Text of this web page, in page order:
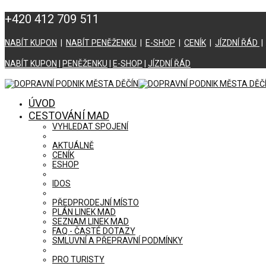
+420 412 709 511
NABÍT KUPON NABÍT PENĚŽENKU E-SHOP CENÍK JÍZDNÍ ŘÁD
NABÍT KUPON PENĚŽENKU E-SHOP JÍZDNÍ ŘÁD
ÚVOD
CESTOVÁNÍ MAD
VYHLEDAT SPOJENÍ
AKTUÁLNĚ
CENÍK
ESHOP
IDOS
PŘEDPRODEJNÍ MÍSTO
PLÁN LINEK MAD
SEZNAM LINEK MAD
FAQ - ČASTÉ DOTAZY
SMLUVNÍ A PŘEPRAVNÍ PODMÍNKY
PRO TURISTY